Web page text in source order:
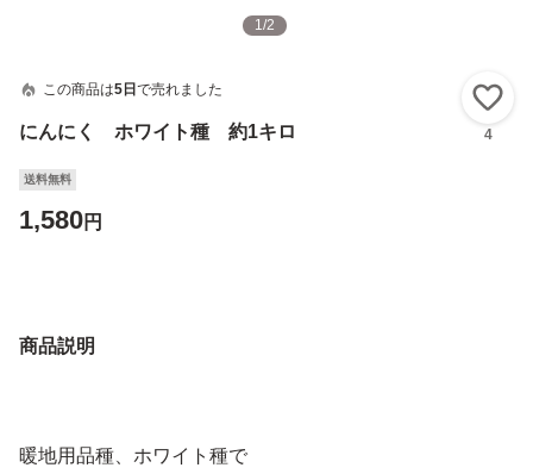
1/2
この商品は5日 で売れました
にんにく ホワイト種 約1キロ 4
送料無料
1,580円
商品説明
暖地用品種、ホワイト種で